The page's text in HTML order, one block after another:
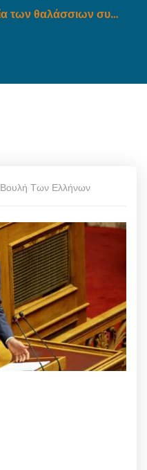
Ερωτήματα για τη Συμφωνία των θαλάσσιων συνόρων με την Αλβανία και την ελληνική ΑΟΖ
Βουλή Των Ελλήνων